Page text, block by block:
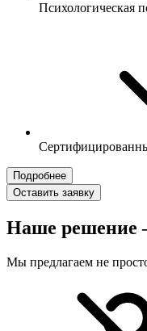
Психологическая
Подробнее
Оставить заявку
Наше решение
Мы предлагаем не